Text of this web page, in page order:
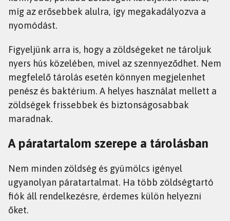
míg az erősebbek alulra, így megakadályozva a
nyomódást.
Figyeljünk arra is, hogy a zöldségeket ne tároljuk
nyers hús közelében, mivel az szennyeződhet. Nem
megfelelő tárolás esetén könnyen megjelenhet
penész és baktérium. A helyes használat mellett a
zöldségek frissebbek és biztonságosabbak
maradnak.
A páratartalom szerepe a tárolásban
Nem minden zöldség és gyümölcs igényel
ugyanolyan páratartalmat. Ha több zöldségtartó
fiók áll rendelkezésre, érdemes külön helyezni
őket.